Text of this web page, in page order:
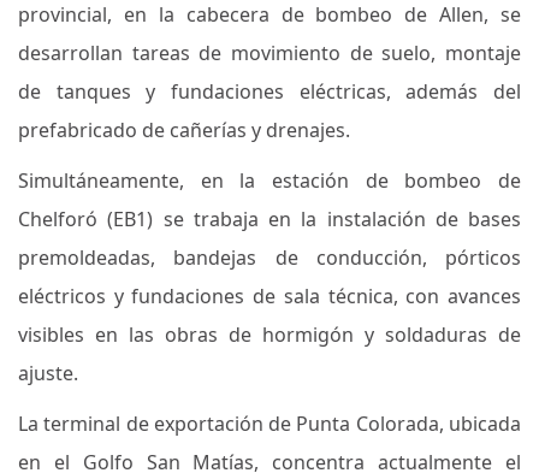
provincial, en la cabecera de bombeo de Allen, se
desarrollan tareas de movimiento de suelo, montaje
de tanques y fundaciones eléctricas, además del
prefabricado de cañerías y drenajes.
Simultáneamente, en la estación de bombeo de
Chelforó (EB1) se trabaja en la instalación de bases
premoldeadas, bandejas de conducción, pórticos
eléctricos y fundaciones de sala técnica, con avances
visibles en las obras de hormigón y soldaduras de
ajuste.
La terminal de exportación de Punta Colorada, ubicada
en el Golfo San Matías, concentra actualmente el